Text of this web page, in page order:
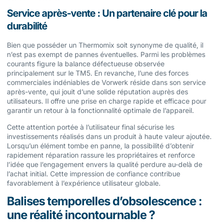
Service après-vente : Un partenaire clé pour la
durabilité
Bien que posséder un Thermomix soit synonyme de qualité, il
n’est pas exempt de pannes éventuelles. Parmi les problèmes
courants figure la balance défectueuse observée
principalement sur le TM5. En revanche, l’une des forces
commerciales indéniables de Vorwerk réside dans son service
après-vente, qui jouit d’une solide réputation auprès des
utilisateurs. Il offre une prise en charge rapide et efficace pour
garantir un retour à la fonctionnalité optimale de l’appareil.
Cette attention portée à l’utilisateur final sécurise les
investissements réalisés dans un produit à haute valeur ajoutée.
Lorsqu’un élément tombe en panne, la possibilité d’obtenir
rapidement réparation rassure les propriétaires et renforce
l’idée que l’engagement envers la qualité perdure au-delà de
l’achat initial. Cette impression de confiance contribue
favorablement à l’expérience utilisateur globale.
Balises temporelles d’obsolescence :
une réalité incontournable ?